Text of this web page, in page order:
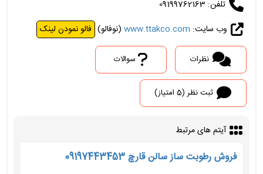
تلفن: 09199762163
وب سایت: www.ttakco.com (نوفالو) فالو نمودن لینک
نظرات سوالات
ثبت نظر (5 امتیاز)
آیتم های مرتبط
فروش رطوبت ساز سالن قارچ 09197443453